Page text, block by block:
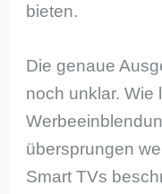
bieten.
Die genaue
noch unklar. Wie
übersprungen
Smart TVs